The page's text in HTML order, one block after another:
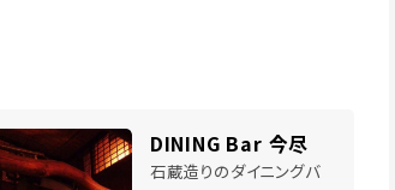
DINING Bar 今尽
石蔵造りのダイニングバ